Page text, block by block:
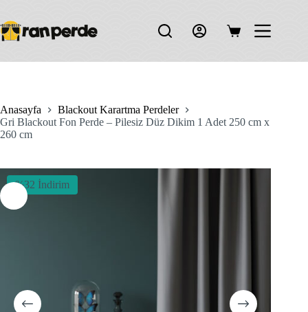
content
Shopping
Anasayfa
Blackout Karartma Perdeler
Gri Blackout Fon Perde – Pilesiz Düz Dikim 1 Adet 250 cm x
260 cm
%32 İndirim